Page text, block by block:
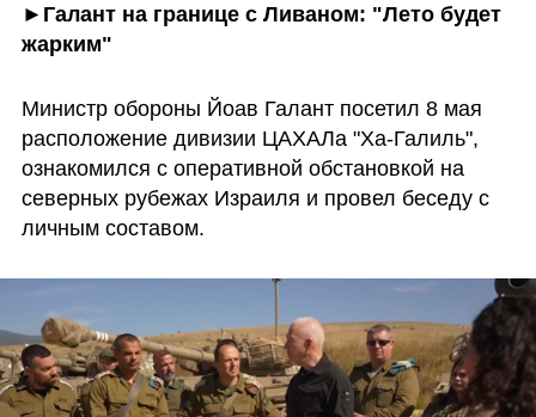
►Галант на границе с Ливаном: "Лето будет
жарким"
Министр обороны Йоав Галант посетил 8 мая
расположение дивизии ЦАХАЛа "Ха-Галиль",
ознакомился с оперативной обстановкой на
северных рубежах Израиля и провел беседу с
личным составом.